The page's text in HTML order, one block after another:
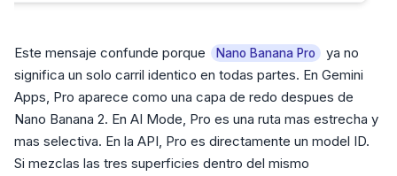
Este mensaje confunde porque Nano Banana Pro
ya no
significa un solo carril identico en todas partes. En Gemini
Apps, Pro aparece como una capa de redo despues de
Nano Banana 2. En AI Mode, Pro es una ruta mas estrecha y
mas selectiva. En la API, Pro es directamente un model ID.
Si mezclas las tres superficies dentro del mismo